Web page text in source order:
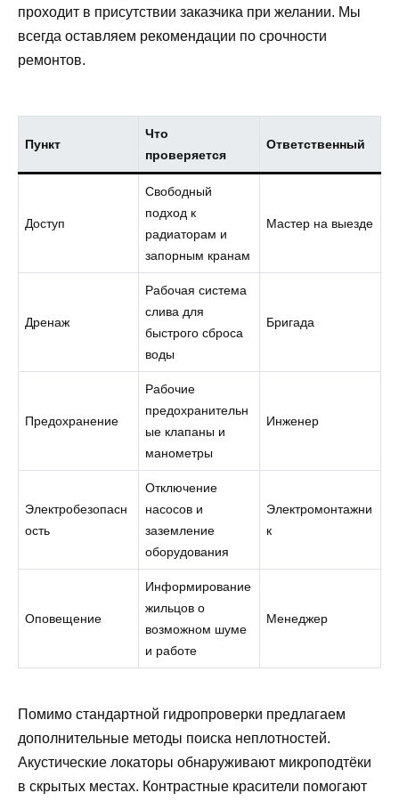
проходит в присутствии заказчика при желании. Мы
всегда оставляем рекомендации по срочности
ремонтов.
Пункт
Что
проверяется
Ответственный
Доступ
Свободный
подход к
радиаторам и
запорным кранам
Мастер на выезде
Дренаж
Рабочая система
слива для
быстрого сброса
воды
Бригада
Предохранение
Рабочие
предохранительн
ые клапаны и
манометры
Инженер
Электробезопасн
ость
Отключение
насосов и
заземление
оборудования
Электромонтажни
к
Оповещение
Информирование
жильцов о
возможном шуме
и работе
Менеджер
Помимо стандартной гидропроверки предлагаем
дополнительные методы поиска неплотностей.
Акустические локаторы обнаруживают микроподтёки
в скрытых местах. Контрастные красители помогают